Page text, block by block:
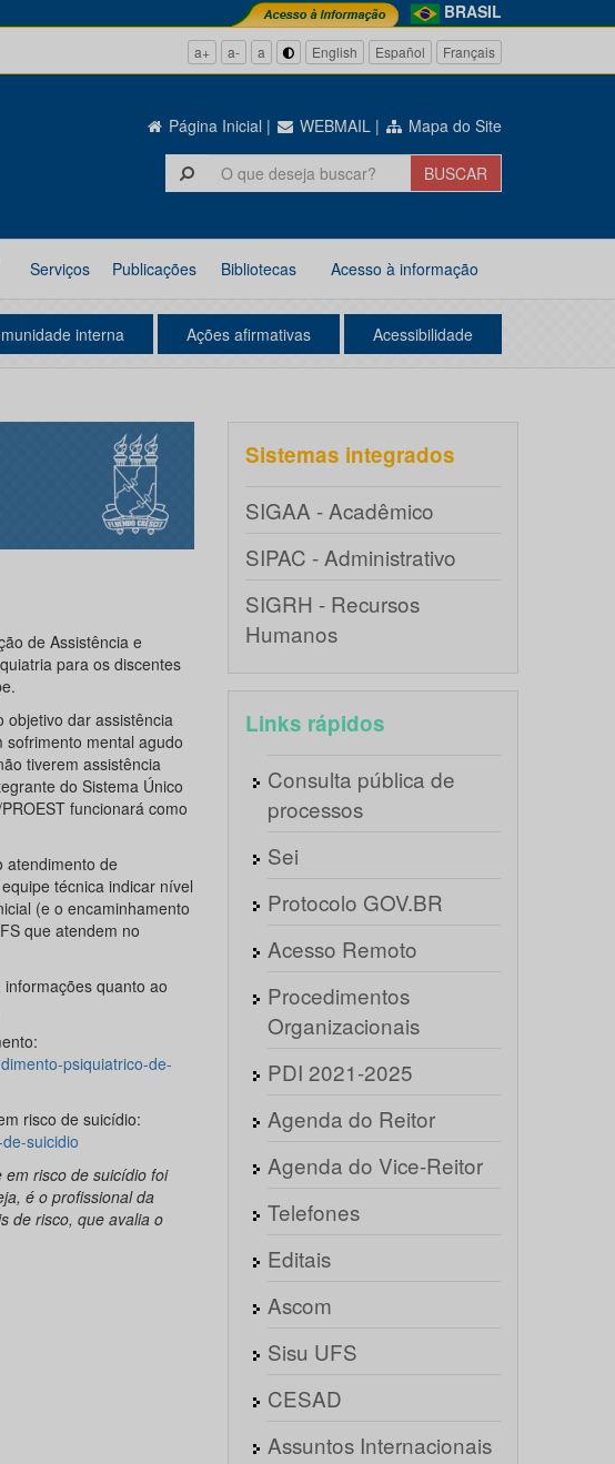
BRASIL
a+ a- a English Español Français
Página Inicial | WEBMAIL | Mapa do Site
Serviços Publicações Bibliotecas Acesso à informação
interna Ações afirmativas Acessibilidade
de Assistência e
para os discentes
objetivo dar assistência
mental agudo
tiverem assistência
do Sistema Único
funcionará como
atendimento de
técnica indicar nível
(e o encaminhamento
que atendem no
quanto ao
psiquiatrico-de-
risco de suicídio:
suicidio
risco de suicídio foi
é o profissional da
de risco, que avalia o
Sistemas integrados
SIGAA - Acadêmico
SIPAC - Administrativo
SIGRH - Recursos
Humanos
Links rápidos
Consulta pública de
processos
Sei
Protocolo GOV.BR
Acesso Remoto
Procedimentos
Organizacionais
PDI 2021-2025
Agenda do Reitor
Agenda do Vice-Reitor
Telefones
Editais
Ascom
Sisu UFS
CESAD
Assuntos Internacionais